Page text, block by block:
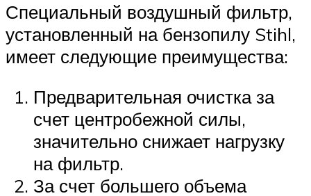
Специальный воздушный фильтр,
установленный на бензопилу Stihl,
имеет следующие преимущества:
Предварительная очистка за
счет центробежной силы,
значительно снижает нагрузку
на фильтр.
За счет большего объема